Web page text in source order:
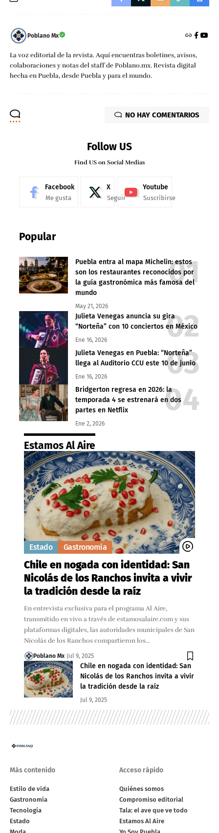
Poblano Mx
La voz editorial de la revista. Aquí encuentras boletines, avisos,
colaboraciones y notas del staff de Poblano.mx. Revista digital
hecha en Puebla, desde Puebla y para el mundo.
NO HAY COMENTARIOS
Follow US
Find US on Social Medias
Facebook
Me gusta
X
Seguir
Youtube
Suscribirse
Popular
Puebla entra al mapa Michelin: estos
son los restaurantes reconocidos por
la guía gastronómica más famosa del
mundo
May 21, 2026
Julieta Venegas anuncia su gira
“Norteña” con 10 conciertos en México
Ene 16, 2026
Julieta Venegas en Puebla: “Norteña”
llega al Auditorio CCU este 10 de junio
Ene 16, 2026
Bridgerton regresa en 2026: la
temporada 4 se estrenará en dos
partes en Netflix
Ene 2, 2026
Estamos Al Aire
Estado Gastronomía
Chile en nogada con identidad: San
Nicolás de los Ranchos invita a vivir
la tradición desde la raíz
En entrevista exclusiva para el programa Al Aire,
transmitido en vivo a través de estamosalaire.com y sus
plataformas digitales, las autoridades municipales de San
Nicolás de los Ranchos compartieron los…
Poblano Mx Jul 9, 2025
Chile en nogada con identidad: San
Nicolás de los Ranchos invita a vivir
la tradición desde la raíz
Jul 9, 2025
Más contenido
Estilo de vida
Gastronomía
Tecnología
Estado
Acceso rápido
Quiénes somos
Compromiso editorial
Tala: el ave que ve todo
Estamos Al Aire